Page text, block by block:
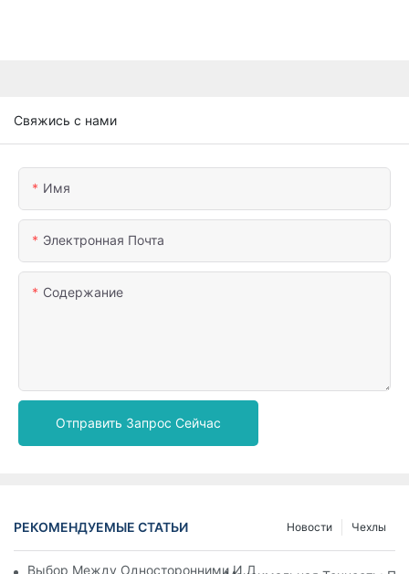
Свяжись с нами
Имя
Электронная Почта
Содержание
Отправить Запрос Сейчас
РЕКОМЕНДУЕМЫЕ СТАТЬИ Чехлы
Новости
Выбор Между Односторонними И Двухсторонними